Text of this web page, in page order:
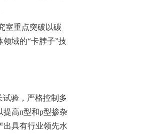
室重点突破以碳
域的“卡脖子”技
试验，严格控制多
高n型和p型掺杂
出具有行业领先水